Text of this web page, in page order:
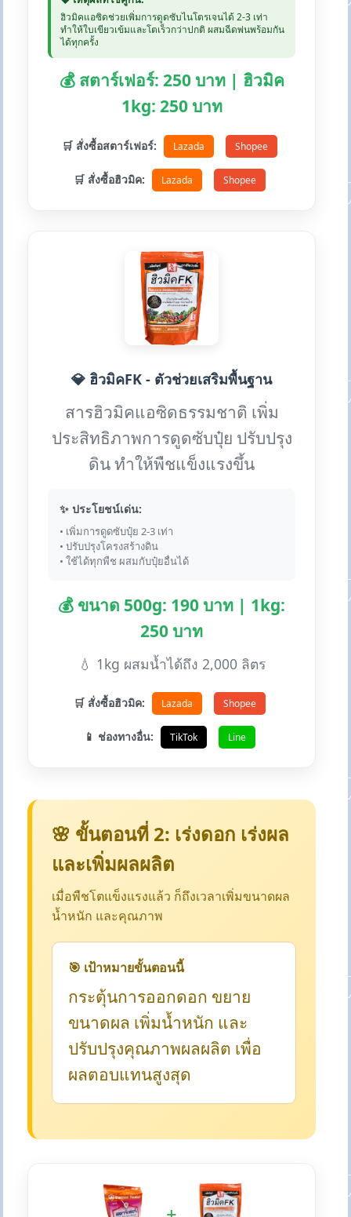
ฮิวมิคแอซิดช่วยเพิ่มการดูดซับไนโตรเจนได้ 2-3 เท่า
ทำให้ใบเขียวเข้มและโตเร็วกว่าปกติ ผสมฉีดพ่นพร้อมกัน
ได้ทุกครั้ง
💰 สตาร์เฟอร์: 250 บาท | ฮิวมิค
1kg: 250 บาท
🛒 สั่งซื้อสตาร์เฟอร์: Lazada Shopee
🛒 สั่งซื้อฮิวมิค: Lazada Shopee
💎 ฮิวมิคFK - ตัวช่วยเสริมพื้นฐาน
สารฮิวมิคแอซิดธรรมชาติ เพิ่ม
ประสิทธิภาพการดูดซับปุ๋ย ปรับปรุง
ดิน ทำให้พืชแข็งแรงขึ้น
✨ ประโยชน์เด่น:
• เพิ่มการดูดซับปุ๋ย 2-3 เท่า
• ปรับปรุงโครงสร้างดิน
• ใช้ได้ทุกพืช ผสมกับปุ๋ยอื่นได้
💰 ขนาด 500g: 190 บาท | 1kg:
250 บาท
💧 1kg ผสมน้ำได้ถึง 2,000 ลิตร
🛒 สั่งซื้อฮิวมิค: Lazada Shopee
📱 ช่องทางอื่น: TikTok Line
🌸 ขั้นตอนที่ 2: เร่งดอก เร่งผล
และเพิ่มผลผลิต
เมื่อพืชโตแข็งแรงแล้ว ก็ถึงเวลาเพิ่มขนาดผล
น้ำหนัก และคุณภาพ
🎯 เป้าหมายขั้นตอนนี้
กระตุ้นการออกดอก ขยาย
ขนาดผล เพิ่มน้ำหนัก และ
ปรับปรุงคุณภาพผลผลิต เพื่อ
ผลตอบแทนสูงสุด